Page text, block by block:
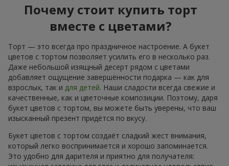
Почему стоит купить торт
вместе с цветами?
Торт — это всегда про праздничное настроение. А букет
цветов с тортом позволяет усилить его в несколько раз.
Даже небольшой изящный десерт рядом с цветами
добавляет ощущение завершённости подарка — как для
взрослых, так и для детей. Наши сладости всегда свежие и
качественные, как и цветочные композиции. Поэтому, даря
букет цветов с тортом, вы можете быть уверены, что ваш
изысканный презент придётся по вкусу.
Букет цветов с тортом создаёт сладкий жест внимания,
который легко воспринимается и хорошо запоминается.
Это удобно для дарителя и приятно для получателя: